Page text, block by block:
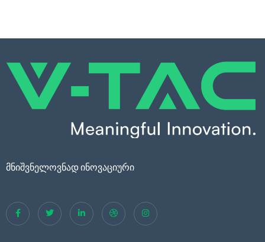
მნიშვნელოვნად ინოვაციური